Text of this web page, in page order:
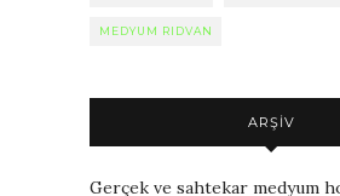
MEDYUM RIDVAN
ARŞIV
Gerçek ve sahtekar medyum